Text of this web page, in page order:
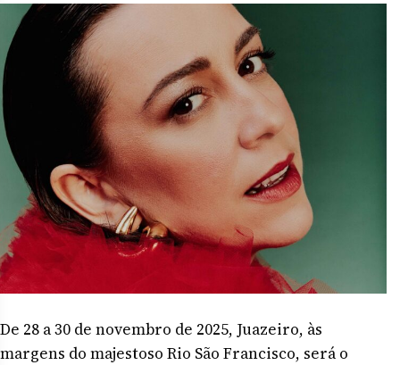
De 28 a 30 de novembro de 2025, Juazeiro, às
margens do majestoso Rio São Francisco, será o